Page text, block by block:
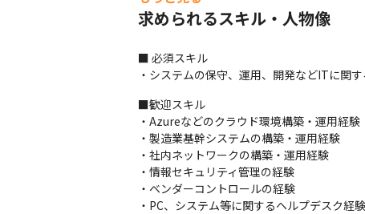
求められるスキル・人物像
■ 必須スキル
・システムの保守、運用、開発などITに関
■歓迎スキル
・Azureなどのクラウド環境構築・運用経験
・製造業基幹システムの構築・運用経験
・社内ネットワークの構築・運用経験
・情報セキュリティ管理の経験
・ベンダーコントロールの経験
・PC、システム等に関するヘルプデスク経験